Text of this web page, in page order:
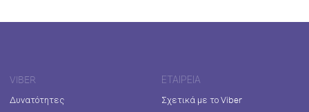
VIBER
Δυνατότητες
ΕΤΑΙΡΕΊΑ
Σχετικά με το Viber